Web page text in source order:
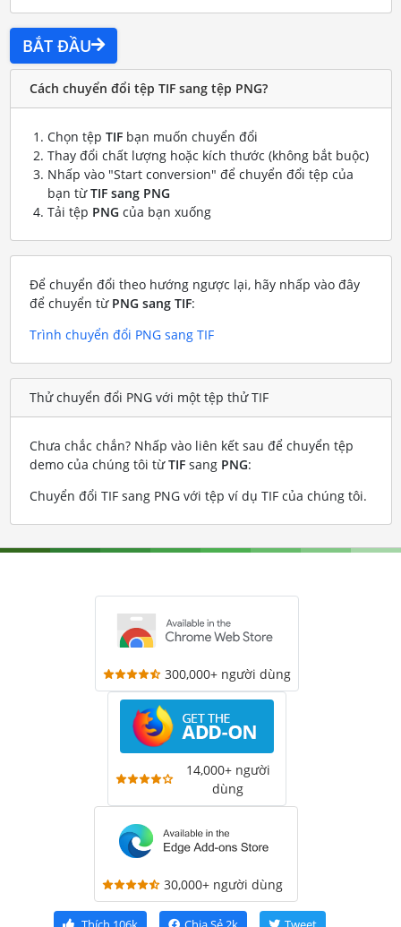
BẮT ĐẦU
Cách chuyển đổi tệp TIF sang tệp PNG?
Chọn tệp TIFbạn muốn chuyển đổi
Thay đổi chất lượng hoặc kích thước (không bắt buộc)
Nhấp vào "Start conversion" để chuyển đổi tệp của
bạn từTIF sang PNG
Tải tệp PNG của bạn xuống
Để chuyển đổi theo hướng ngược lại, hãy nhấp vào đây
để chuyển từ PNG sang TIF:
Trình chuyển đổi PNG sang TIF
Thử chuyển đổi PNG với một tệp thử TIF
Chưa chắc chắn? Nhấp vào liên kết sau để chuyển tệp
demo của chúng tôi từTIFsang PNG:
Chuyển đổi TIF sang PNG với tệp ví dụ TIF của chúng tôi.
300,000+ người dùng
14,000+ người
dùng
30,000+ người dùng